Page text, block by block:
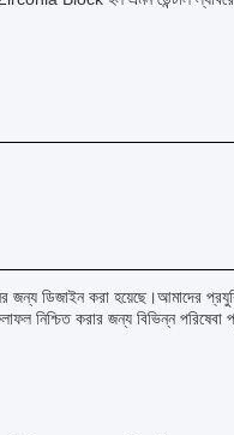
জন্য ডিজাইন করা হয়েছে।আমাদের
নিশ্চিত করার জন্য বিভিন্ন পরিষেবা